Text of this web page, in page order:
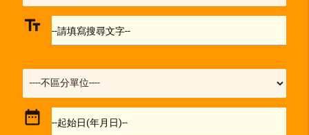
text_fields --請填寫搜尋文字--
date_range --起始日(年月日)--